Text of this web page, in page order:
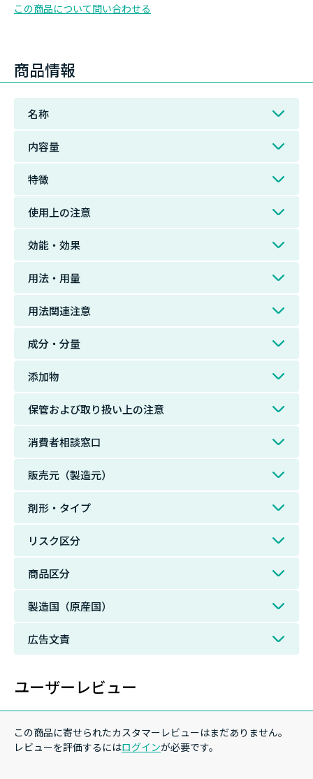
この商品について問い合わせる
商品情報
名称
内容量
特徴
使用上の注意
効能・効果
用法・用量
用法関連注意
成分・分量
添加物
保管および取り扱い上の注意
消費者相談窓口
販売元（製造元）
剤形・タイプ
リスク区分
商品区分
製造国（原産国）
広告文責
ユーザーレビュー
この商品に寄せられたカスタマーレビューはまだありません。
レビューを評価するにはログインが必要です。